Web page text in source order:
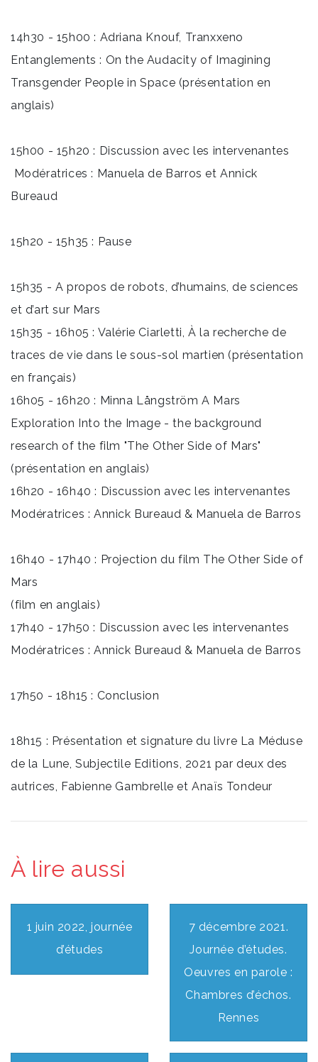
14h30 - 15h00 : Adriana Knouf, Tranxxeno
Entanglements : On the Audacity of Imagining
Transgender People in Space (présentation en
anglais)
15h00 - 15h20 : Discussion avec les intervenantes
Modératrices : Manuela de Barros et Annick
Bureaud
15h20 - 15h35 : Pause
15h35 - A propos de robots, d’humains, de sciences
et d’art sur Mars
15h35 - 16h05 : Valérie Ciarletti, À la recherche de
traces de vie dans le sous-sol martien (présentation
en français)
16h05 - 16h20 : Minna Långström A Mars
Exploration Into the Image - the background
research of the film "The Other Side of Mars"
(présentation en anglais)
16h20 - 16h40 : Discussion avec les intervenantes
Modératrices : Annick Bureaud & Manuela de Barros
16h40 - 17h40 : Projection du film The Other Side of
Mars
(film en anglais)
17h40 - 17h50 : Discussion avec les intervenantes
Modératrices : Annick Bureaud & Manuela de Barros
17h50 - 18h15 : Conclusion
18h15 : Présentation et signature du livre La Méduse
de la Lune, Subjectile Editions, 2021 par deux des
autrices, Fabienne Gambrelle et Anaïs Tondeur
À lire aussi
1 juin 2022, journée
d’études
7 décembre 2021.
Journée d’études.
Oeuvres en parole :
Chambres d’échos.
Rennes